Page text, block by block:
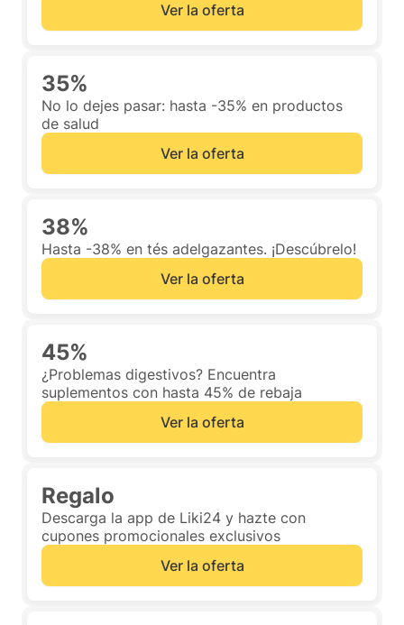
Ver la oferta
35%
No lo dejes pasar: hasta -35% en productos
de salud
Ver la oferta
38%
Hasta -38% en tés adelgazantes. ¡Descúbrelo!
Ver la oferta
45%
¿Problemas digestivos? Encuentra
suplementos con hasta 45% de rebaja
Ver la oferta
Regalo
Descarga la app de Liki24 y hazte con
cupones promocionales exclusivos
Ver la oferta